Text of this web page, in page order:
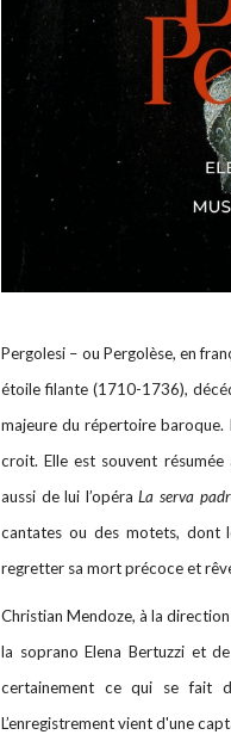
Pergolesi – ou Pergolèse, en
étoile filante (1710-1736),
majeure du répertoire baroque.
croit. Elle est souvent résumée
aussi de lui l’opéraLa serva
cantates ou des motets, dont
regretter sa mort précoce et
Christian Mendoze, à la direction
la soprano Elena Bertuzzi et
certainement ce qui se fait
L’enregistrement vient d'une